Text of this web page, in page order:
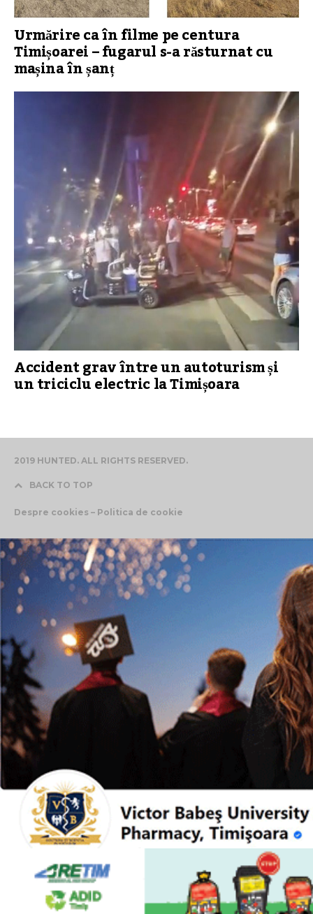
Urmărire ca în filme pe centura
Timișoarei – fugarul s-a răsturnat cu
mașina în șanț
Accident grav între un autoturism și
un triciclu electric la Timișoara
2019 HUNTED. ALL RIGHTS RESERVED.
BACK TO TOP
Despre cookies – Politica de cookie